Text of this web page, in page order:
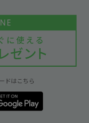
ドはこちら